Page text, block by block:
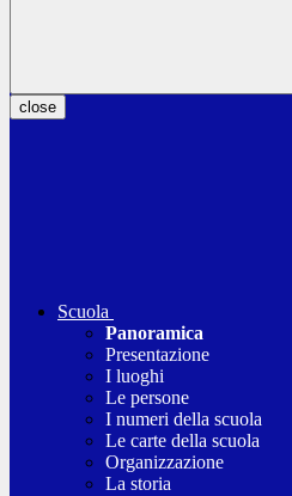
close
Scuola
Panoramica
Presentazione
I luoghi
Le persone
I numeri della scuola
Le carte della scuola
Organizzazione
La storia